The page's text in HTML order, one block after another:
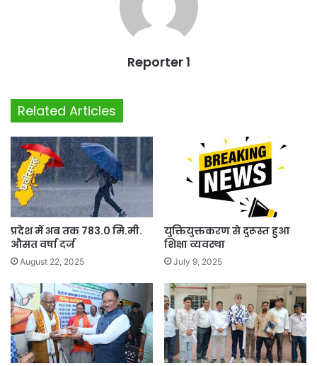
Reporter 1
Related Articles
प्रदेश में अब तक 783.0 मि.मी.
औसत वर्षा दर्ज
August 22, 2025
युक्तियुक्तकरण से दुरूस्त हुआ
शिक्षा व्यवस्था
July 9, 2025